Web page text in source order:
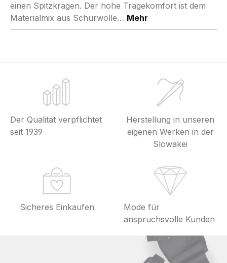
einen Spitzkragen. Der hohe Tragekomfort ist dem
Materialmix aus Schurwolle… Mehr
Der Qualität verpflichtet
seit 1939
Herstellung in unseren
eigenen Werken in der
Slowakei
Sicheres Einkaufen
Mode für
anspruchsvolle Kunden